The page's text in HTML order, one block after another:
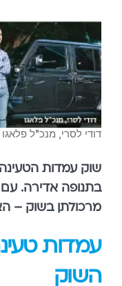
דודי לסרי, מנכ"ל פלאגו
שוק עמדות
בתנופה אדירה. עם
מרכולתן בשוק –
עמדות
השוק